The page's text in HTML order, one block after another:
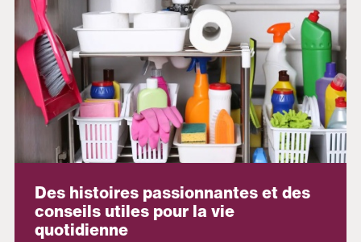
Des histoires passionnantes et des
conseils utiles pour la vie
quotidienne